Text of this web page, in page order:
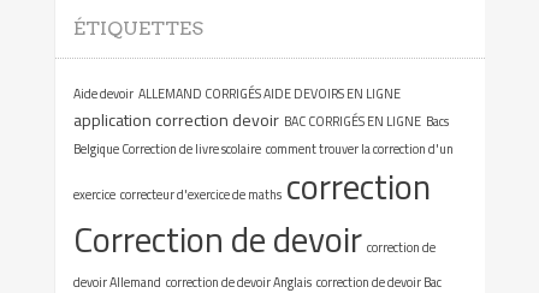
ÉTIQUETTES
Aide devoir ALLEMAND CORRIGÉS AIDE DEVOIRS EN LIGNE
application correction devoir BAC CORRIGÉS EN LIGNE Bacs
Belgique Correction de livre scolaire comment trouver la correction d'un
exercice correcteur d'exercice de maths correction
Correction de devoir correction de
devoir Allemand correction de devoir Anglais correction de devoir Bac